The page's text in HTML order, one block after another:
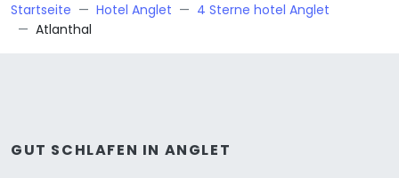
Startseite Hotel Anglet
4 Sterne hotel Anglet
Atlanthal
GUT SCHLAFEN IN ANGLET